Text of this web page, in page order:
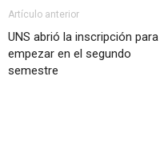
Artículo anterior
UNS abrió la inscripción para
empezar en el segundo
semestre